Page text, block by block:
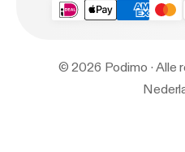
© 2026 Podimo · Alle